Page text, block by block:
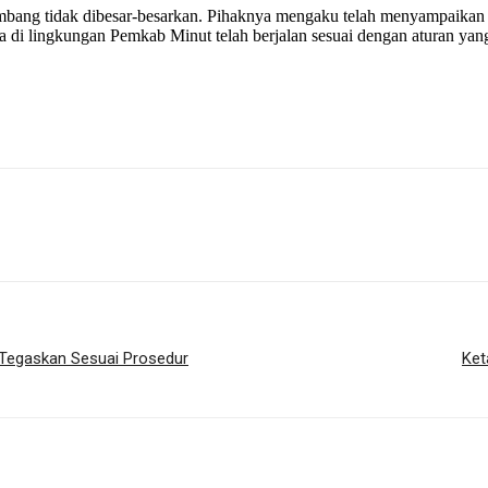
tidak dibesar-besarkan. Pihaknya mengaku telah
lingkungan Pemkab Minut telah berjalan sesuai dengan aturan
Sesuai Prosedur